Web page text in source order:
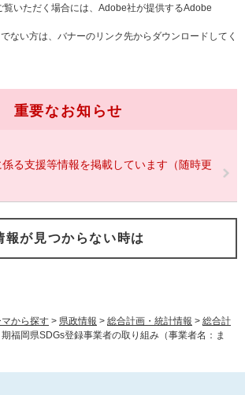
マから探す > 県政情報 > 総合計画・統計情報 > 総合計
福岡県SDGs登録事業者の取り組み（事業者名：ま
覧いただく場合には、Adobe社が提供するAdobe
ない方は、バナーのリンク先からダウンロードしてく
重要なお知らせ
る支援等情報を掲載しています（随時更
報が見つからない時は